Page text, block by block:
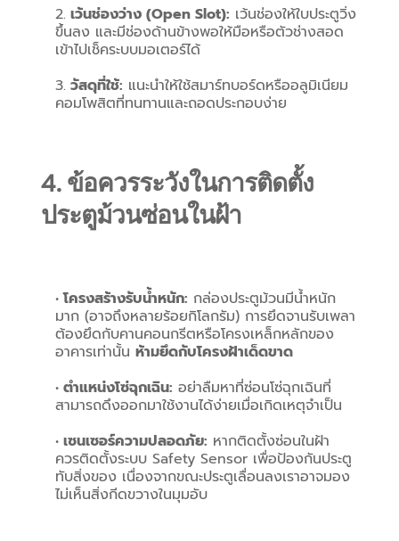
เว้นช่องว่าง (Open Slot): เว้นช่องให้ใบประตูวิ่ง
ขึ้นลง และมีช่องด้านข้างพอให้มือหรือตัวช่างสอด
เข้าไปเช็คระบบมอเตอร์ได้
วัสดุที่ใช้: แนะนำให้ใช้สมาร์ทบอร์ดหรืออลูมิเนียม
คอมโพสิตที่ทนทานและถอดประกอบง่าย
4. ข้อควรระวังในการติดตั้ง
ประตูม้วนซ่อนในฝ้า
โครงสร้างรับน้ำหนัก: กล่องประตูม้วนมีน้ำหนัก
มาก (อาจถึงหลายร้อยกิโลกรัม) การยึดจานรับเพลา
ต้องยึดกับคานคอนกรีตหรือโครงเหล็กหลักของ
อาคารเท่านั้น ห้ามยึดกับโครงฝ้าเด็ดขาด
ตำแหน่งโซ่ฉุกเฉิน: อย่าลืมหาที่ซ่อนโซ่ฉุกเฉินที่
สามารถดึงออกมาใช้งานได้ง่ายเมื่อเกิดเหตุจำเป็น
เซนเซอร์ความปลอดภัย: หากติดตั้งซ่อนในฝ้า
ควรติดตั้งระบบ Safety Sensor เพื่อป้องกันประตู
ทับสิ่งของ เนื่องจากขณะประตูเลื่อนลงเราอาจมอง
ไม่เห็นสิ่งกีดขวางในมุมอับ